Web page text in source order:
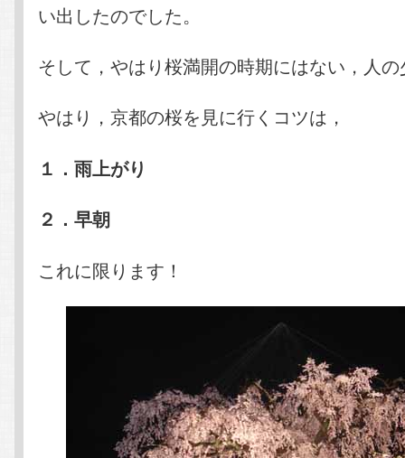
い出したのでした。
そして，やはり桜満開の時期にはない，人
やはり，京都の桜を見に行くコツは，
１．雨上がり
２．早朝
これに限ります！